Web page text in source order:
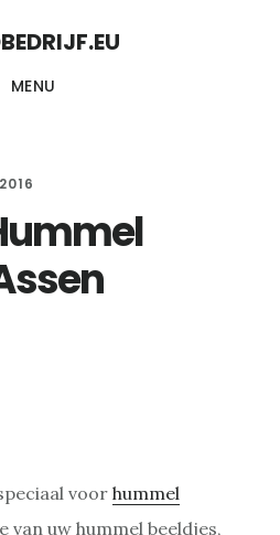
MENU
voor hummel
van uw hummel beeldjes,